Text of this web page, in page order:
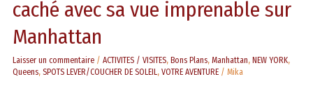
caché avec sa vue imprenable sur
Manhattan
Laisser un commentaire /ACTIVITES / VISITES,Bons Plans,Manhattan,NEW YORK,
Queens,SPOTS LEVER/COUCHER DE SOLEIL ,VOTRE AVENTURE /Mika